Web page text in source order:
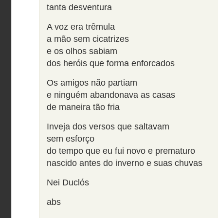
tanta desventura
A voz era trêmula
a mão sem cicatrizes
e os olhos sabiam
dos heróis que forma enforcados
Os amigos não partiam
e ninguém abandonava as casas
de maneira tão fria
Inveja dos versos que saltavam
sem esforço
do tempo que eu fui novo e prematuro
nascido antes do inverno e suas chuvas
Nei Duclós
abs